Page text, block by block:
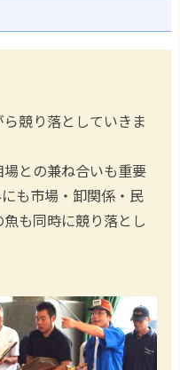
競り落としていきま
との兼ね合いも重要
も市場・卸関係・民
も同時に競り落とし